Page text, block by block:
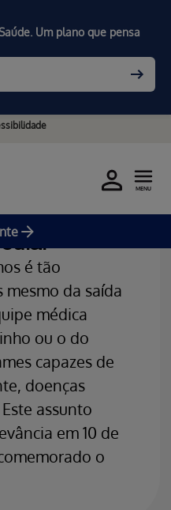
MENU
Um plano que pensa
é tão
mesmo da saída
médica
ou o do
capazes de
doenças
assunto
em 10 de
o